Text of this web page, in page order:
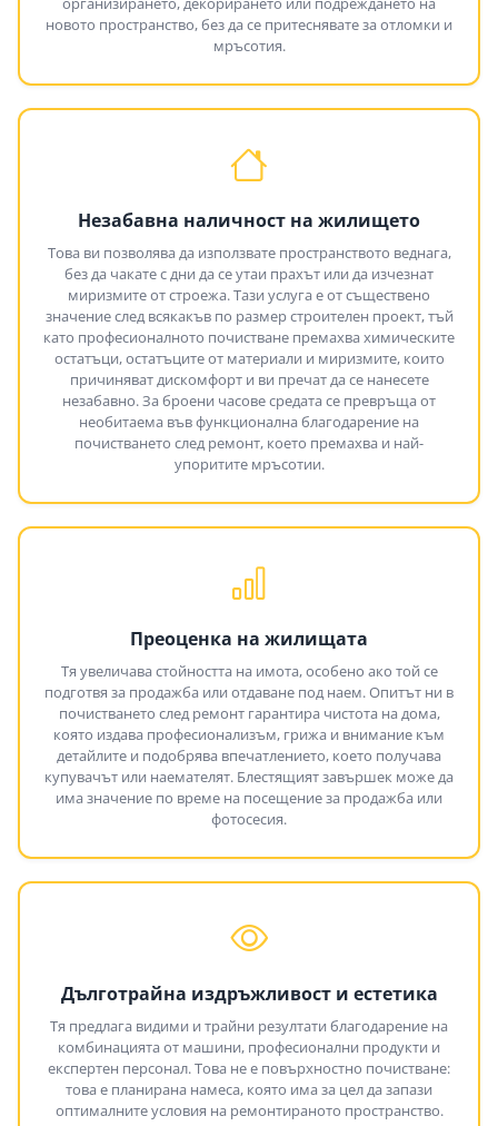
новото пространство, без да се притеснявате за отломки и
мръсотия.
Незабавна наличност на жилището
Това ви позволява да използвате пространството веднага,
без да чакате с дни да се утаи прахът или да изчезнат
миризмите от строежа. Тази услуга е от съществено
значение след всякакъв по размер строителен проект, тъй
като професионалното почистване премахва химическите
остатъци, остатъците от материали и миризмите, които
причиняват дискомфорт и ви пречат да се нанесете
незабавно. За броени часове средата се превръща от
необитаема във функционална благодарение на
почистването след ремонт, което премахва и най-
упоритите мръсотии.
Преоценка на жилищата
Тя увеличава стойността на имота, особено ако той се
подготвя за продажба или отдаване под наем. Опитът ни в
почистването след ремонт гарантира чистота на дома,
която издава професионализъм, грижа и внимание към
детайлите и подобрява впечатлението, което получава
купувачът или наемателят. Блестящият завършек може да
има значение по време на посещение за продажба или
фотосесия.
Дълготрайна издръжливост и естетика
Тя предлага видими и трайни резултати благодарение на
комбинацията от машини, професионални продукти и
експертен персонал. Това не е повърхностно почистване:
това е планирана намеса, която има за цел да запази
оптималните условия на ремонтираното пространство.